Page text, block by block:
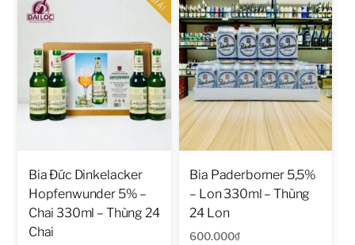
Bia Đức Dinkelacker
Hopfenwunder 5% –
Chai 330ml – Thùng 24
Chai
Bia Paderborner 5,5%
– Lon 330ml – Thùng
24 Lon
600.000₫